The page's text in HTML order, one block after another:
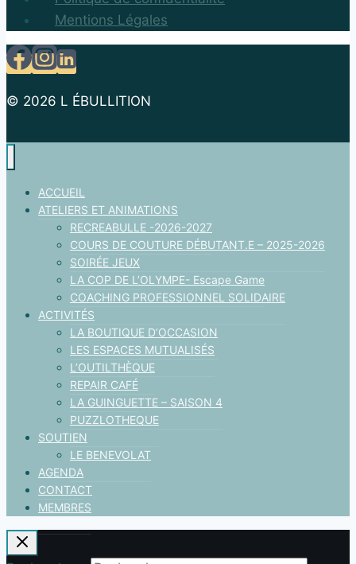
Mentions Légales
© 2026 L ÉBULLITION
ACCUEIL
ATELIERS ET ANIMATIONS
RECREABULLE -2026-2027
COURS DE COUTURE DÉBUTANT.E – 2025-2026
SOIRÉE JEUX
LA COP DE L’OLYMPE- Escape Game
COACHING PROFESSIONNEL SOLIDAIRE
ACTIVITÉS
LA BOUTIQUE D’OCCASION
LES ESPACES MUTUALISÉS
L’OUTILTHÈQUE
REPAIR CAFÉ
LA GUINGUETTE – SAISON 4
PUZZLOTHEQUE
SOUTIEN
LE BENEVOLAT
AGENDA
CONTACT
MEMBRES